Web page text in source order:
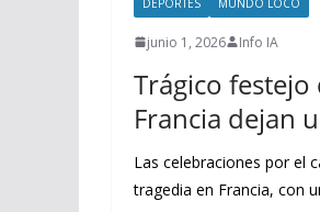
junio 1, 2026 Info IA
Trágico festejo
Francia dejan
Las celebraciones por el
tragedia en Francia, con